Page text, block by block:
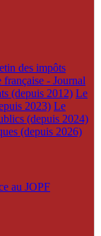
des impôts
française - Journal
(depuis 2012) Le
2023) Le
(depuis 2024)
(depuis 2026)
au JOPF